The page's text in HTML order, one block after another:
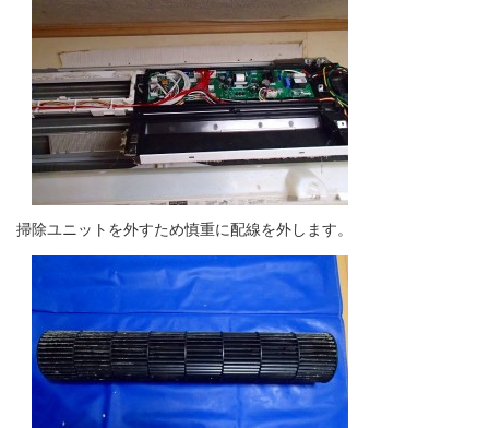
掃除ユニットを外すため慎重に配線を外します。